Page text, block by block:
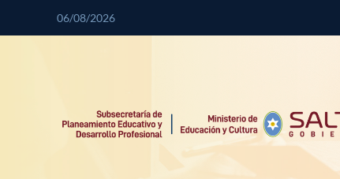
06/08/2026